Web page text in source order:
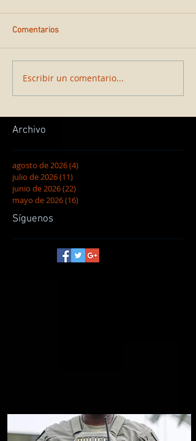
Comentarios
Escribir un comentario...
Archivo
agosto de 2026(4)
julio de 2026(11)
junio de 2026(22)
mayo de 2026(16)
Síguenos